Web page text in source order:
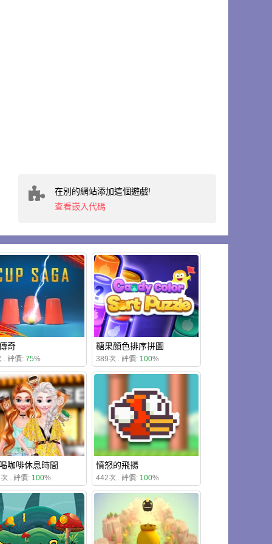
在別的網站添加這個遊戲!
查看嵌入代碼
奇
. 評價: 75%
糖果顏色排序拼圖
389次 . 評價: 100%
咖啡休息時間
. 評價: 100%
憤怒的飛揚
442次 . 評價: 100%